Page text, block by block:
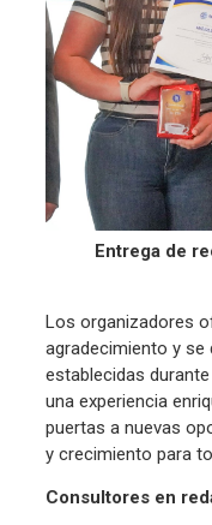
Entrega de
Los organizadores
agradecimiento y
establecidas
una experiencia
puertas a nuevas
y crecimiento para
Consultores en